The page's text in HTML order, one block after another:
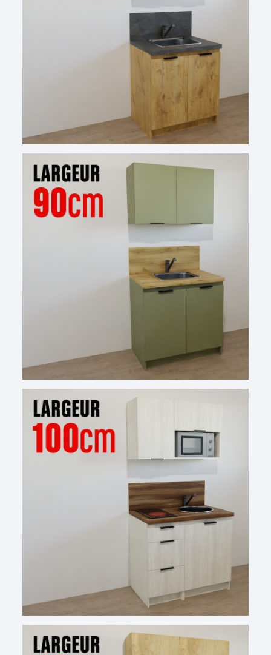
de l'ensemble. De 100 cm à 180 cm de longueur, le bloc
Kitchenette est de couleur bois naturel ou décliné dans
des coloris actuels comme le gris graphite ou le blanc
brillant. Élégantes, les façades simples, aux lignes
épurées, sont travaillées dans les détails. Leurs poignées
ergonomiques contrastent et leur donnent du caractère.
Des éléments prêts à poser
pour une cuisine sur-mesure
pour vous
La cuisine équipée pas chère Ma Kitchenettecomprend
les meubles hauts et bas, les plans de travail à choisir
parmi différentes teintes, la crédence, l'évier, la hotte et
même l'électroménager. Chaque élément en bois
certifié PEFC dispose de dimensions suffisantes pour
aider au rangement et accueillir les essentiels de la
cuisine, ustensiles et robots. Livré avec ou sans mitigeur,
ce bloc kitchenette est parfait pour le quotidien en
offrant praticité et modernité. Différents choix sont
possibles pour personnaliser votre intérieur et créer un
espace repas convivial, réalisé selon les normes en